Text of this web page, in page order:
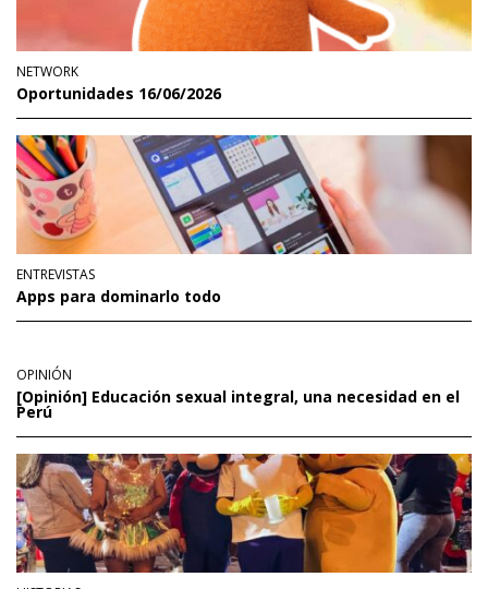
NETWORK
Oportunidades 16/06/2026
ENTREVISTAS
Apps para dominarlo todo
OPINIÓN
[Opinión] Educación sexual integral, una necesidad en el
Perú